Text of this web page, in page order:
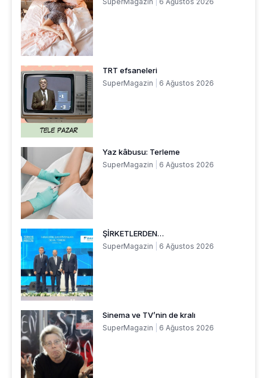
TRT efsaneleri
SuperMagazin 6 Ağustos 2026
Yaz kâbusu: Terleme
SuperMagazin 6 Ağustos 2026
ŞİRKETLERDEN…
SuperMagazin 6 Ağustos 2026
Sinema ve TV’nin de kralı
SuperMagazin 6 Ağustos 2026